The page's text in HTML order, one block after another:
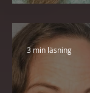
3 min läsning